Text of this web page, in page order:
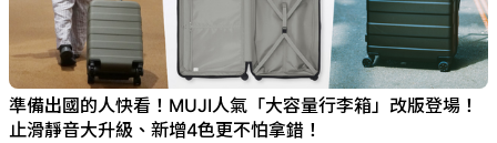
準備出國的人快看！MUJI人氣「大容量行李箱」改版登場！
止滑靜音大升級、新增4色更不怕拿錯！